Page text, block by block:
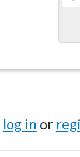
log in or